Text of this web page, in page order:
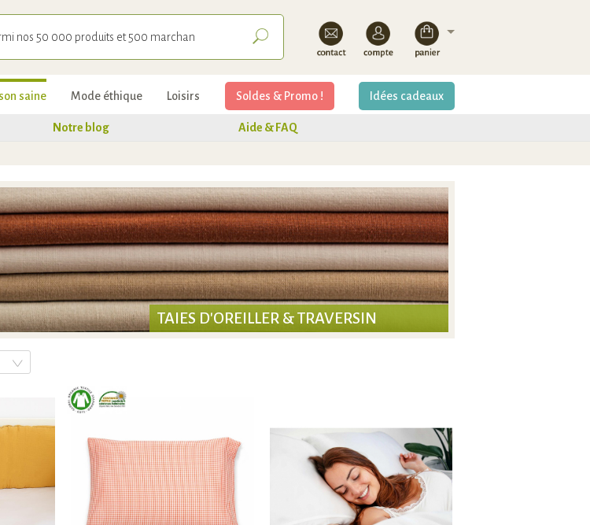
saine Mode éthique Loisirs Idées cadeaux
Soldes & Promo !
Notre blog Aide & FAQ
TAIES D'OREILLER & TRAVERSIN